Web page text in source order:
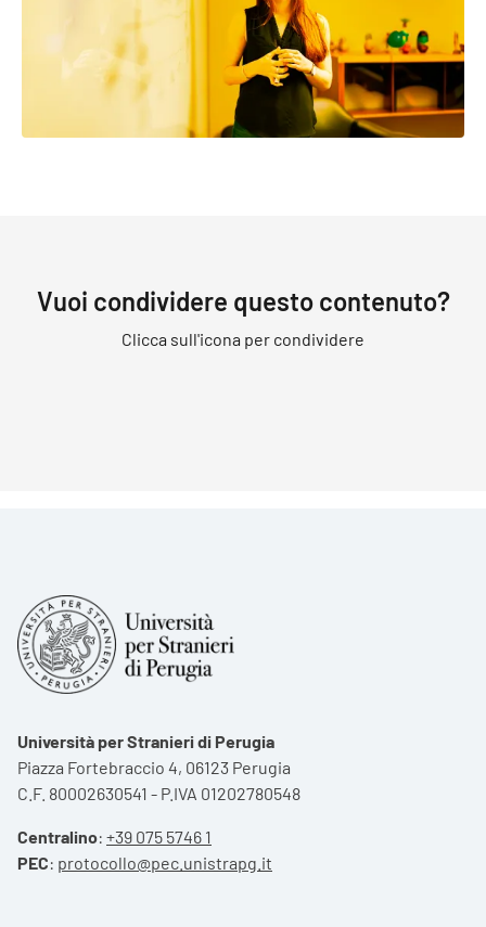
Vuoi condividere questo contenuto?
Clicca sull'icona per condividere
Università per Stranieri di Perugia
Piazza Fortebraccio 4, 06123 Perugia
C.F. 80002630541 - P.IVA 01202780548
Centralino: +39 075 5746 1
PEC: protocollo@pec.unistrapg.it